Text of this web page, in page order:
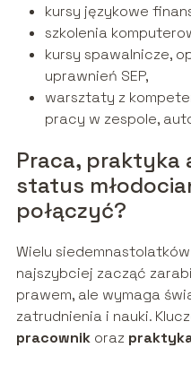
kursy językowe
szkolenia
kursy spawalnicze,
uprawnień SEP,
warsztaty z
pracy w zespole,
Praca, praktyka
status
połączyć?
Wielu
najszybciej zacząć
prawem, ale wymaga
zatrudnienia i nauki.
pracownikoraz